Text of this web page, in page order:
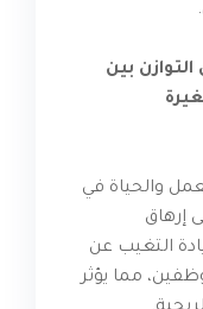
بين
والحياة في
إرهاق
التغيب عن
مما يؤثر